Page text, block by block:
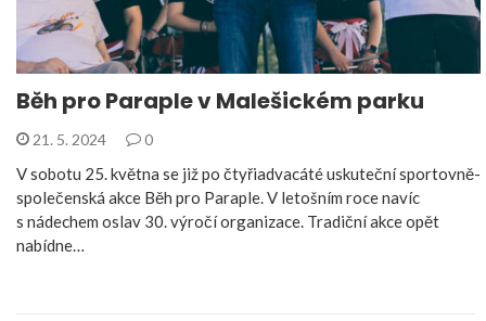
Běh pro Paraple v Malešickém parku
21. 5. 2024 0
V sobotu 25. května se již po čtyřiadvacáté uskuteční sportovně-
společenská akce Běh pro Paraple. V letošním roce navíc
s nádechem oslav 30. výročí organizace. Tradiční akce opět
nabídne…